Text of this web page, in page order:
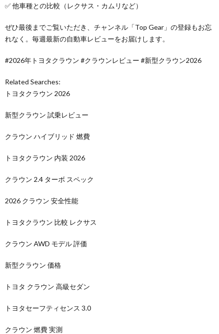
✅ 他車種との比較（レクサス・カムリなど）
ぜひ最後までご覧いただき、チャンネル「Top Gear」の登録もお忘
れなく。毎週最新の自動車レビューをお届けします。
#2026年トヨタクラウン #クラウンレビュー #新型クラウン2026
Related Searches:
トヨタクラウン 2026
新型クラウン 試乗レビュー
クラウン ハイブリッド 燃費
トヨタクラウン 内装 2026
クラウン 2.4 ターボ スペック
2026 クラウン 安全性能
トヨタクラウン 比較 レクサス
クラウン AWD モデル 評価
新型クラウン 価格
トヨタ クラウン 高級セダン
トヨタセーフティセンス 3.0
クラウン 燃費 実測